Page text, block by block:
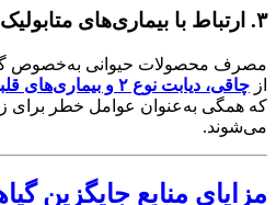
۳. ارتباط با بیماری‌های متابولیک
مصرف محصولات حیوانی به‌خصوص
از چاقی، دیابت نوع ۲ و بیماری‌های قلبی
که همگی به‌عنوان عوامل خطر برای
می‌شوند.
مزایای منابع جایگزین